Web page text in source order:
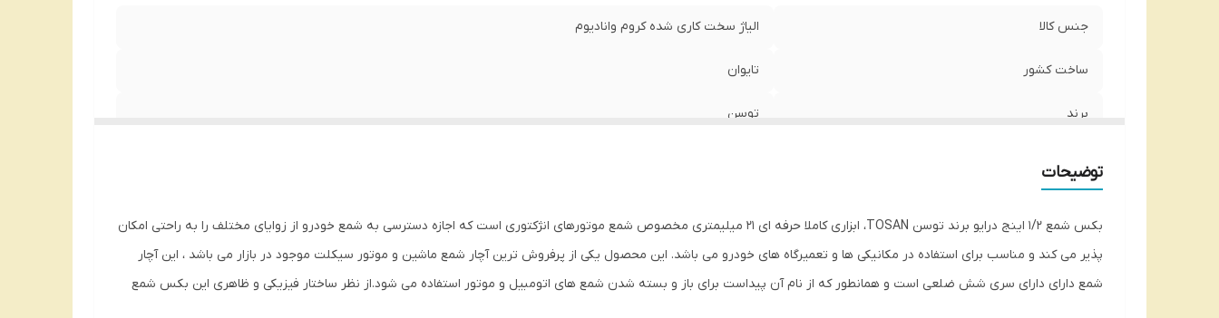
جنس کالا الیاژ سخت کاری شده کروم وانادیوم
ساخت کشور تایوان
برند توسن
توضیحات
بکس شمع 1/2 اینج درایو برند توسن TOSAN، ابزاری کاملا حرفه ای 21 میلیمتری مخصوص شمع موتورهای انژکتوری است که اجازه دسترسی به شمع خودرو از زوایای مختلف را به راحتی امکان
پذیر می کند و مناسب برای استفاده در مکانیکی ها و تعمیرگاه های خودرو می باشد. این محصول یکی از پرفروش ترین آچار شمع ماشین و موتور سیکلت موجود در بازار می باشد ، این آچار
شمع دارای دارای سری شش ضلعی است و همانطور که از نام آن پیداست برای باز و بسته شدن شمع های اتومبیل و موتور استفاده می شود.از نظر ساختار فیزیکی و ظاهری این بکس شمع